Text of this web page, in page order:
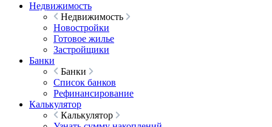
Недвижимость
Недвижимость
Новостройки
Готовое жилье
Застройщики
Банки
Банки
Список банков
Рефинансирование
Калькулятор
Калькулятор